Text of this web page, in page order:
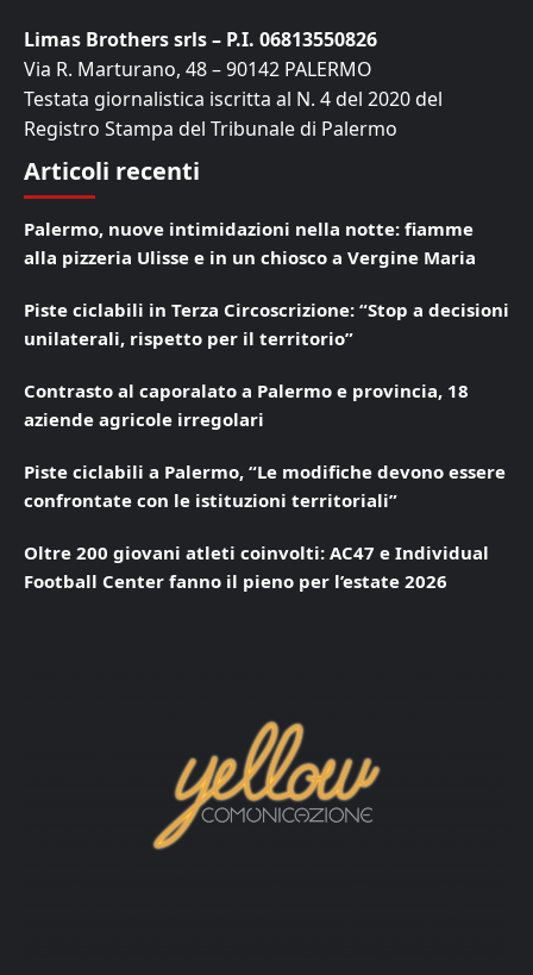
Limas Brothers srls – P.I. 06813550826
Via R. Marturano, 48 – 90142 PALERMO
Testata giornalistica iscritta al N. 4 del 2020 del
Registro Stampa del Tribunale di Palermo
Articoli recenti
Palermo, nuove intimidazioni nella notte: fiamme
alla pizzeria Ulisse e in un chiosco a Vergine Maria
Piste ciclabili in Terza Circoscrizione: “Stop a decisioni
unilaterali, rispetto per il territorio”
Contrasto al caporalato a Palermo e provincia, 18
aziende agricole irregolari
Piste ciclabili a Palermo, “Le modifiche devono essere
confrontate con le istituzioni territoriali”
Oltre 200 giovani atleti coinvolti: AC47 e Individual
Football Center fanno il pieno per l’estate 2026